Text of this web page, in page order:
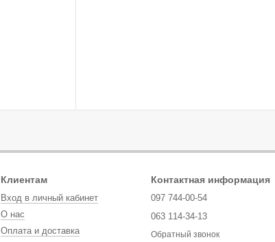
Клиентам
Вход в личный кабинет
О нас
Оплата и доставка
Контактная информация
097 744-00-54
063 114-34-13
Обратный звонок